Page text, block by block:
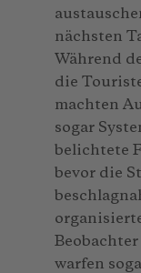
nächsten
Während
die
machten
sogar
belichtete
bevor die
warfen